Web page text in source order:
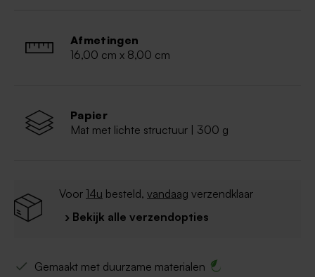
Ingrediënten: suiker, volle melkpoeder,
cacaoboter, cacaomassa, emulgator (lecithinen
Afmetingen
16,00 cm x 8,00 cm
Papier
Mat met lichte structuur | 300 g
Voor 14u besteld, vandaag verzendklaar
› Bekijk alle verzendopties
Gemaakt met duurzame materialen